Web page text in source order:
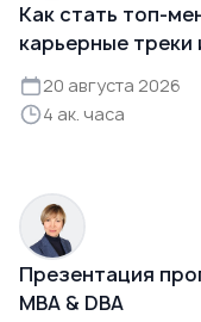
Как стать топ-
карьерные
20 августа 2026
4 ак. часа
Презентация
MBA & DBA